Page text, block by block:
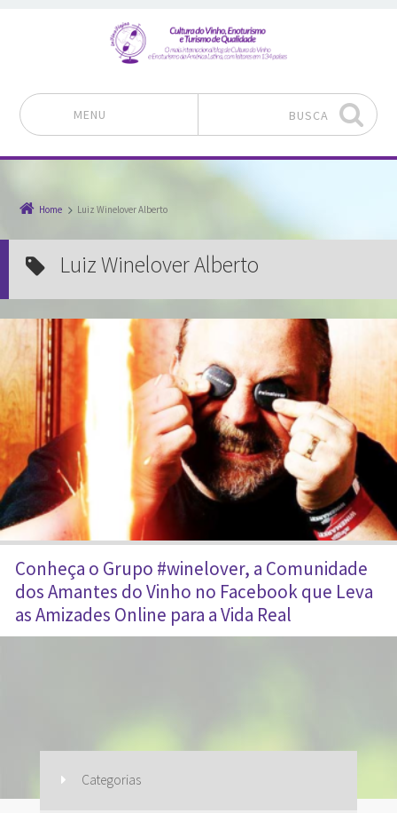
MENU BUSCA
Home Luiz Winelover Alberto
Luiz Winelover Alberto
Conheça o Grupo #winelover, a Comunidade
dos Amantes do Vinho no Facebook que Leva
as Amizades Online para a Vida Real
Categorias